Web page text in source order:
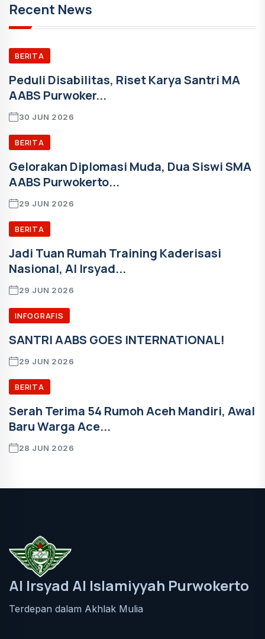
Recent News
BERITA
Peduli Disabilitas, Riset Karya Santri MA
AABS Purwoker...
30 JUN 2026
BERITA
Gelorakan Diplomasi Muda, Dua Siswi SMA
AABS Purwokerto...
29 JUN 2026
BERITA
Jadi Tuan Rumah Training Kaderisasi
Nasional, Al Irsyad...
29 JUN 2026
INFOGRAFIS
SANTRI AABS GOES INTERNATIONAL!
29 JUN 2026
BERITA
Serah Terima 54 Rumoh Aceh Mandiri, Awal
Baru Warga Ace...
28 JUN 2026
Al Irsyad Al Islamiyyah Purwokerto
Terdepan dalam Akhlak Mulia